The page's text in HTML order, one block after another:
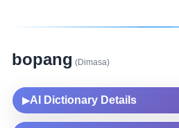
bopang (Dimasa)
▶AI Dictionary Details